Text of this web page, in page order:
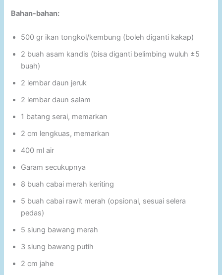
Bahan-bahan:
500 gr ikan tongkol/kembung (boleh diganti kakap)
2 buah asam kandis (bisa diganti belimbing wuluh ±5
buah)
2 lembar daun jeruk
2 lembar daun salam
1 batang serai, memarkan
2 cm lengkuas, memarkan
400 ml air
Garam secukupnya
8 buah cabai merah keriting
5 buah cabai rawit merah (opsional, sesuai selera
pedas)
5 siung bawang merah
3 siung bawang putih
2 cm jahe